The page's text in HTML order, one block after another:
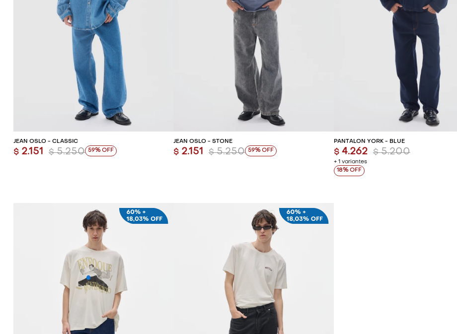
AGREGAR AL CARRITO
JEAN OSLO - CLASSIC
$ 2.151 $ 5.250 59
AGREGAR AL CARRITO
JEAN OSLO - STONE
$ 2.151 $ 5.250 59
AGREGAR AL CARRITO
PANTALÓN YORK - BLUE
+ 1 variantes
$ 4.262 $ 5.200
18